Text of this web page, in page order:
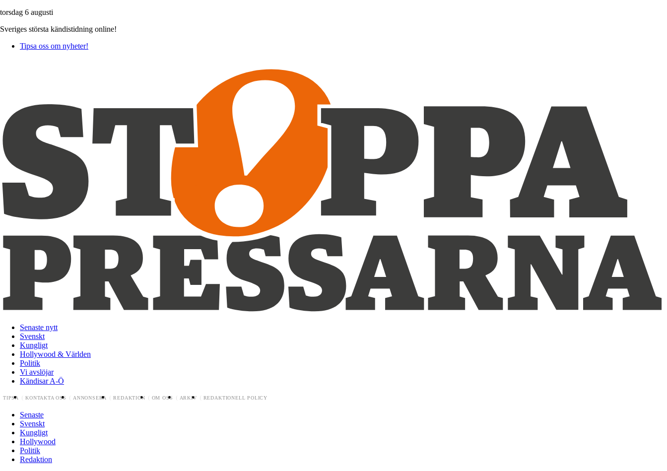
torsdag 6 augusti
Sveriges största kändistidning online!
Tipsa oss om nyheter!
Senaste nytt
Svenskt
Kungligt
Hollywood & Världen
Politik
Vi avslöjar
Kändisar A-Ö
TIPSA KONTAKTA OSS ANNONSERA REDAKTION OM OSS ARKIV REDAKTIONELL POLICY
Senaste
Svenskt
Kungligt
Hollywood
Politik
Redaktion